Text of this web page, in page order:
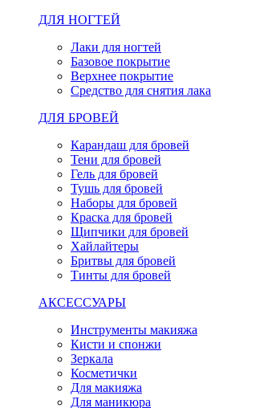
ДЛЯ НОГТЕЙ
Лаки для ногтей
Базовое покрытие
Верхнее покрытие
Средство для снятия лака
ДЛЯ БРОВЕЙ
Карандаш для бровей
Тени для бровей
Гель для бровей
Тушь для бровей
Наборы для бровей
Краска для бровей
Щипчики для бровей
Хайлайтеры
Бритвы для бровей
Тинты для бровей
АКСЕССУАРЫ
Инструменты макияжа
Кисти и спонжи
Зеркала
Косметички
Для макияжа
Для маникюра